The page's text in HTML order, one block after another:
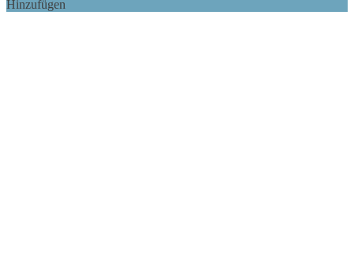
Hinzufügen